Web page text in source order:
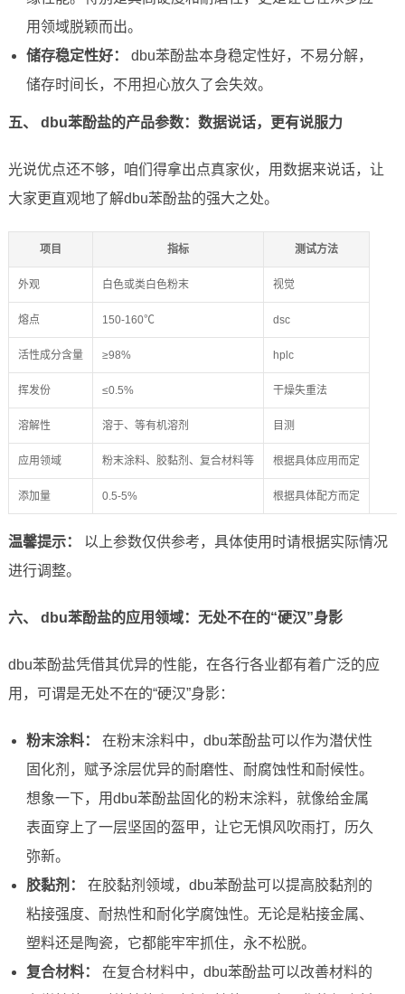
用领域脱颖而出。
储存稳定性好：
dbu苯酚盐本身稳定性好，不易分解，
储存时间长，不用担心放久了会失效。
五、 dbu苯酚盐的产品参数：数据说话，更有说服力
光说优点还不够，咱们得拿出点真家伙，用数据来说话，让
大家更直观地了解dbu苯酚盐的强大之处。
项目 指标 测试方法
外观 白色或类白色粉末 视觉
熔点 150-160℃ dsc
活性成分含量 ≥98% hplc
挥发份 ≤0.5% 干燥失重法
溶解性 溶于、等有机溶剂 目测
应用领域 粉末涂料、胶黏剂、复合材料等 根据具体应用而定
添加量 0.5-5% 根据具体配方而定
温馨提示：
以上参数仅供参考，具体使用时请根据实际情况
进行调整。
六、 dbu苯酚盐的应用领域：无处不在的“硬汉”身影
dbu苯酚盐凭借其优异的性能，在各行各业都有着广泛的应
用，可谓是无处不在的“硬汉”身影：
粉末涂料：
在粉末涂料中，dbu苯酚盐可以作为潜伏性
固化剂，赋予涂层优异的耐磨性、耐腐蚀性和耐候性。
想象一下，用dbu苯酚盐固化的粉末涂料，就像给金属
表面穿上了一层坚固的盔甲，让它无惧风吹雨打，历久
弥新。
胶黏剂：
在胶黏剂领域，dbu苯酚盐可以提高胶黏剂的
粘接强度、耐热性和耐化学腐蚀性。无论是粘接金属、
塑料还是陶瓷，它都能牢牢抓住，永不松脱。
复合材料：
在复合材料中，dbu苯酚盐可以改善材料的